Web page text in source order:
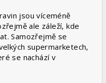
jsou víceméně
ale záleží, kde
Samozřejmě se
supermarketech,
se nachází v